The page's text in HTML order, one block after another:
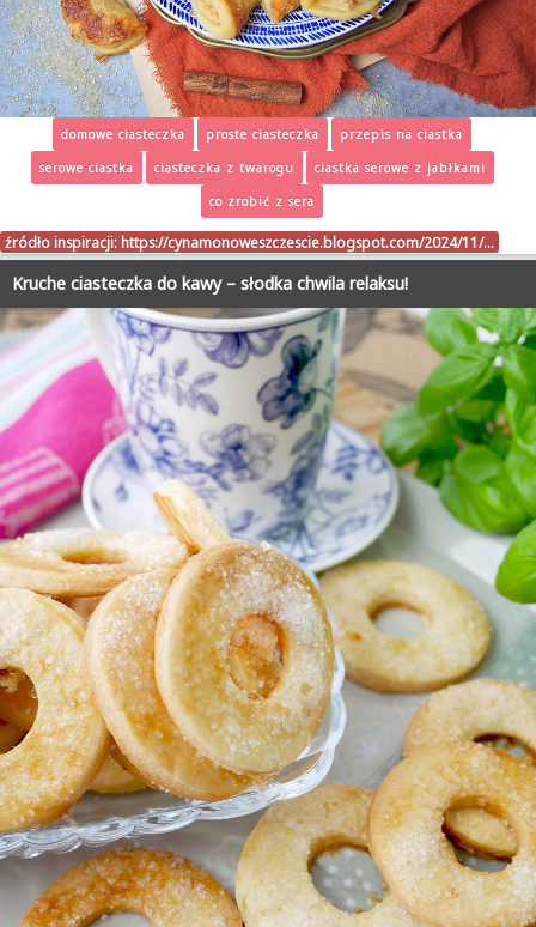
domowe ciasteczka proste ciasteczka
przepis na ciastka
serowe ciastka
ciasteczka z twarogu
ciastka serowe z jabłkami
co zrobić z sera
źródło inspiracji: https://cynamonoweszczescie.blogspot.com/2024/11/…
Kruche ciasteczka do kawy – słodka chwila relaksu!